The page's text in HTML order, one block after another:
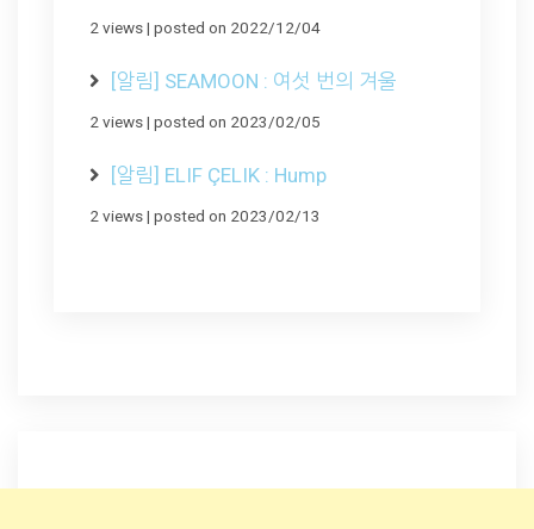
2 views| posted on 2022/12/04
[알림] SEAMOON : 여섯 번의 겨울
2 views| posted on 2023/02/05
[알림] ELIF ÇELIK : Hump
2 views| posted on 2023/02/13